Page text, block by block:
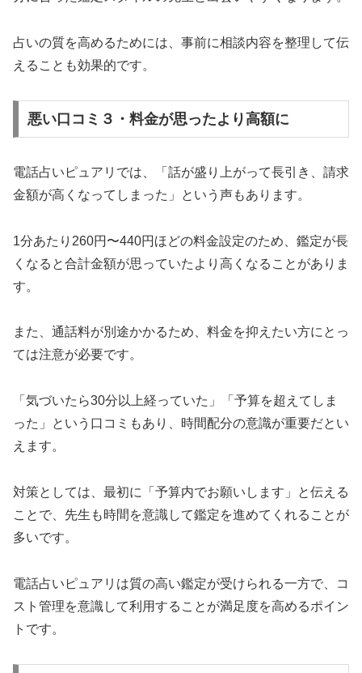
占いの質を高めるためには、事前に相談内容を整理して伝
えることも効果的です。
悪い口コミ３・料金が思ったより高額に
電話占いピュアリでは、「話が盛り上がって長引き、請求
金額が高くなってしまった」という声もあります。
1分あたり260円〜440円ほどの料金設定のため、鑑定が長
くなると合計金額が思っていたより高くなることがありま
す。
また、通話料が別途かかるため、料金を抑えたい方にとっ
ては注意が必要です。
「気づいたら30分以上経っていた」「予算を超えてしま
った」という口コミもあり、時間配分の意識が重要だとい
えます。
対策としては、最初に「予算内でお願いします」と伝える
ことで、先生も時間を意識して鑑定を進めてくれることが
多いです。
電話占いピュアリは質の高い鑑定が受けられる一方で、コ
スト管理を意識して利用することが満足度を高めるポイン
トです。